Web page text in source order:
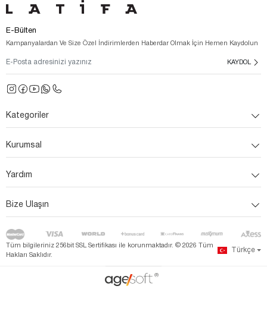
E-Bülten
Kampanyalardan Ve Size Özel İndirimlerden Haberdar Olmak İçin Hemen Kaydolun
KAYDOL
Kategoriler
Kurumsal
Yardım
Bize Ulaşın
Tüm bilgileriniz 256bit SSL Sertifikası ile korunmaktadır. © 2026 Tüm
Hakları Saklıdır.
Türkçe